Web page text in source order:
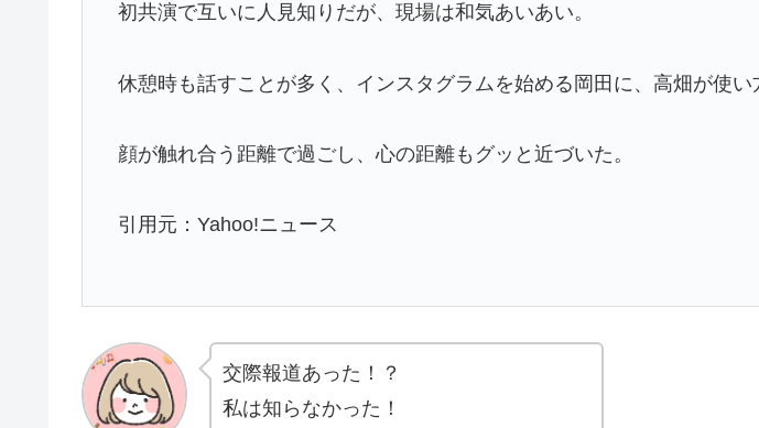
初共演で互いに人見知りだが、現場は和気あいあい。
休憩時も話すことが多く、インスタグラムを始める岡田に、高畑が使い
顔が触れ合う距離で過ごし、心の距離もグッと近づいた。
引用元：Yahoo!ニュース
交際報道あった！？
私は知らなかった！